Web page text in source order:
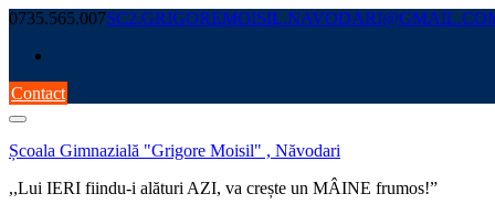
Skip
content
0735.565.007
Contact
Școala Gimnazială "Grigore Moisil" , Năvodari
,,Lui IERI fiindu-i alături AZI, va crește un MÂINE frumos!”